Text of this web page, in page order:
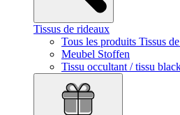
Tissus de rideaux
Tous les produits Tissus
Meubel Stoffen
Tissu occultant / tissu